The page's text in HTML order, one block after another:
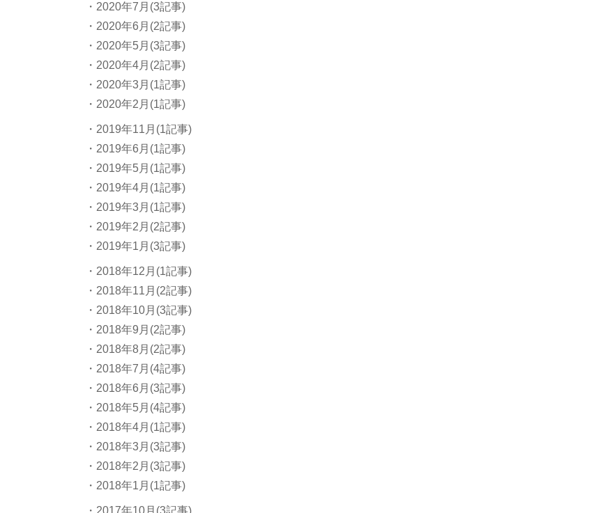
・2020年7月(3記事)
・2020年6月(2記事)
・2020年5月(3記事)
・2020年4月(2記事)
・2020年3月(1記事)
・2020年2月(1記事)
・2019年11月(1記事)
・2019年6月(1記事)
・2019年5月(1記事)
・2019年4月(1記事)
・2019年3月(1記事)
・2019年2月(2記事)
・2019年1月(3記事)
・2018年12月(1記事)
・2018年11月(2記事)
・2018年10月(3記事)
・2018年9月(2記事)
・2018年8月(2記事)
・2018年7月(4記事)
・2018年6月(3記事)
・2018年5月(4記事)
・2018年4月(1記事)
・2018年3月(3記事)
・2018年2月(3記事)
・2018年1月(1記事)
・2017年10月(3記事)